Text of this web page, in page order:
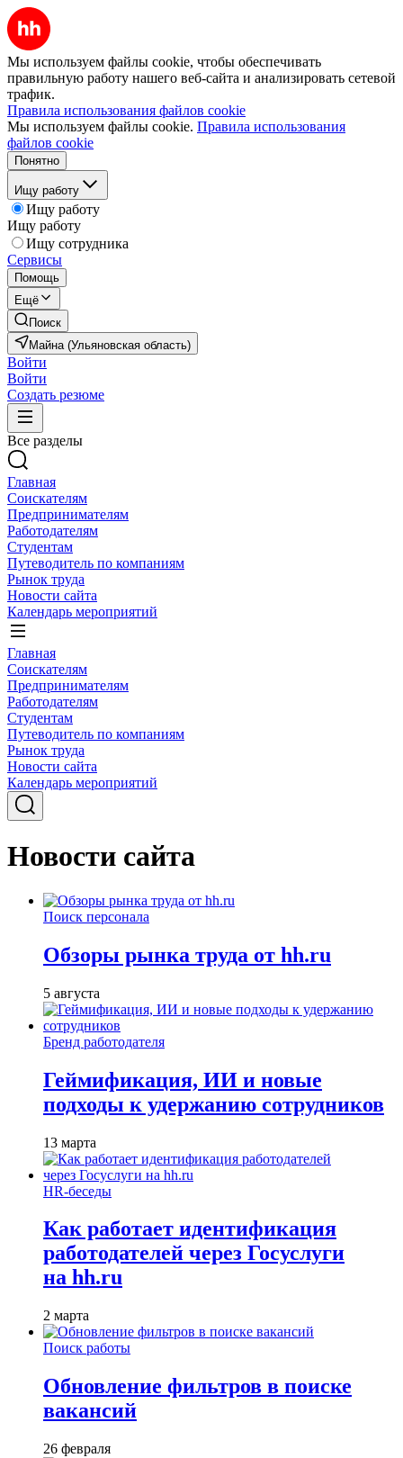
Мы используем файлы cookie, чтобы обеспечивать
правильную работу нашего веб-сайта и анализировать сетевой
трафик.
Правила использования файлов cookie
Мы используем файлы cookie. Правила использования
файлов cookie
Понятно
Ищу работу
Ищу работу
Ищу работу
Ищу сотрудника
Сервисы
Помощь
Ещё
Поиск
Майна (Ульяновская область)
Войти
Войти
Создать резюме
Все разделы
Главная
Соискателям
Предпринимателям
Работодателям
Студентам
Путеводитель по компаниям
Рынок труда
Новости сайта
Календарь мероприятий
Главная
Соискателям
Предпринимателям
Работодателям
Студентам
Путеводитель по компаниям
Рынок труда
Новости сайта
Календарь мероприятий
Новости сайта
Поиск персонала
Обзоры рынка труда от hh.ru
5 августа
Бренд работодателя
Геймификация, ИИ и новые
подходы к удержанию сотрудников
13 марта
HR-беседы
Как работает идентификация
работодателей через Госуслуги
на hh.ru
2 марта
Поиск работы
Обновление фильтров в поиске
вакансий
26 февраля